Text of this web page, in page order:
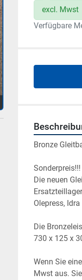
excl. Mwst
Verfügbare
Bronze
Sonderpreis!!!
Die neuen
Olepress,
Die
730 x 125 x
Wenn Sie
Mwst aus.